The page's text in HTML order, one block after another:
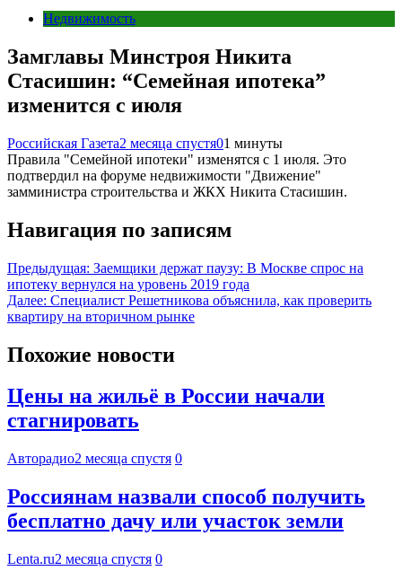
Недвижимость
Замглавы Минстроя Никита
Стасишин: “Семейная ипотека”
изменится с июля
Российская Газета2 месяца спустя01 минуты
Правила "Семейной ипотеки" изменятся с 1 июля. Это
подтвердил на форуме недвижимости "Движение"
замминистра строительства и ЖКХ Никита Стасишин.
Навигация по записям
Предыдущая: Заемщики держат паузу: В Москве спрос на
ипотеку вернулся на уровень 2019 года
Далее: Специалист Решетникова объяснила, как проверить
квартиру на вторичном рынке
Похожие новости
Цены на жильё в России начали
стагнировать
Авторадио2 месяца спустя 0
Россиянам назвали способ получить
бесплатно дачу или участок земли
Lenta.ru2 месяца спустя 0